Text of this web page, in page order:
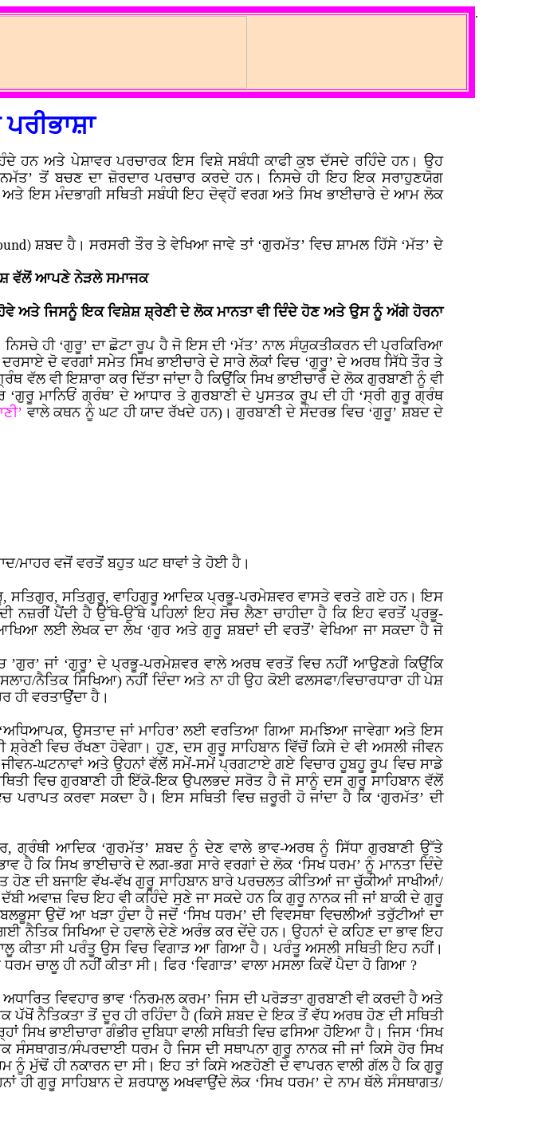
ਹਨ ਅਤੇ ਪੇਸ਼ਾਵਰ ਪਰਚਾਰਕ ਇਸ ਵਿਸ਼ੇ ਸਬੰਧੀ ਕਾਫੀ ਕੁਝ ਦੱਸਦੇ ਰਹਿੰਦੇ ਹਨ। ਉਹ
ਤੋਂ ਬਚਣ ਦਾ ਜ਼ੋਰਦਾਰ ਪਰਚਾਰ ਕਰਦੇ ਹਨ। ਨਿਸਚੇ ਹੀ ਇਹ ਇਕ ਸਰਾਹੁਣਯੋਗ
ਅਤੇ ਇਸ ਮੰਦਭਾਗੀ ਸਥਿਤੀ ਸਬੰਧੀ ਇਹ ਦੋਵ੍ਹੇਂ ਵਰਗ ਅਤੇ ਸਿਖ ਭਾਈਚਾਰੇ ਦੇ ਆਮ ਲੋਕ
ਸ਼ਬਦ ਹੈ। ਸਰਸਰੀ ਤੌਰ ਤੇ ਵੇਖਿਆ ਜਾਵੇ ਤਾਂ ‘ਗੁਰਮੱਤ’ ਵਿਚ ਸ਼ਾਮਲ ਹਿੱਸੇ ‘ਮੱਤ’ ਦੇ
ਵੱਲੋਂ ਆਪਣੇ ਨੇੜਲੇ ਸਮਾਜਕ
ਹੋਵੇ ਅਤੇ ਜਿਸਨੂੰ ਇਕ ਵਿਸ਼ੇਸ਼ ਸ਼੍ਰੇਣੀ ਦੇ ਲੋਕ ਮਾਨਤਾ ਵੀ ਦਿੰਦੇ ਹੋਣ ਅਤੇ ਉਸ ਨੂੰ ਅੱਗੇ ਹੋਰਨਾ
ਹੀ ‘ਗੁਰੂ’ ਦਾ ਛੋਟਾ ਰੂਪ ਹੈ ਜੋ ਇਸ ਦੀ ‘ਮੱਤ’ ਨਾਲ ਸੰਯੁਕਤੀਕਰਨ ਦੀ ਪ੍ਰਕਿਰਿਆ
ਦੋ ਵਰਗਾਂ ਸਮੇਤ ਸਿਖ ਭਾਈਚਾਰੇ ਦੇ ਸਾਰੇ ਲੋਕਾਂ ਵਿਚ ‘ਗੁਰੂ’ ਦੇ ਅਰਥ ਸਿੱਧੇ ਤੌਰ ਤੇ
ਵੱਲ ਵੀ ਇਸ਼ਾਰਾ ਕਰ ਦਿੱਤਾ ਜਾਂਦਾ ਹੈ ਕਿਉਂਕਿ ਸਿਖ ਭਾਈਚਾਰੇ ਦੇ ਲੋਕ ਗੁਰਬਾਣੀ ਨੂੰ ਵੀ
ਮਾਨਿਓਂ ਗ੍ਰੰਥ’ ਦੇ ਆਧਾਰ ਤੇ ਗੁਰਬਾਣੀ ਦੇ ਪੁਸਤਕ ਰੂਪ ਦੀ ਹੀ ‘ਸ੍ਰੀ ਗੁਰੂ ਗ੍ਰੰਥ
ਵਾਲੇ ਕਥਨ ਨੂੰ ਘਟ ਹੀ ਯਾਦ ਰੱਖਦੇ ਹਨ)। ਗੁਰਬਾਣੀ ਦੇ ਸੰਦਰਭ ਵਿਚ ‘ਗੁਰੂ’ ਸ਼ਬਦ ਦੇ
ਮਾਹਰ ਵਜੋਂ ਵਰਤੋਂ ਬਹੁਤ ਘਟ ਥਾਵਾਂ ਤੇ ਹੋਈ ਹੈ।
ਸਤਿਗੁਰ, ਸਤਿਗੁਰੂ, ਵਾਹਿਗੁਰੂ ਆਦਿਕ ਪ੍ਰਭੂ-ਪਰਮੇਸ਼ਵਰ ਵਾਸਤੇ ਵਰਤੇ ਗਏ ਹਨ। ਇਸ
ਨਜ਼ਰੀਂ ਪੈਂਦੀ ਹੈ ਉੱਥੇ-ਉੱਥੇ ਪਹਿਲਾਂ ਇਹ ਸੋਚ ਲੈਣਾ ਚਾਹੀਦਾ ਹੈ ਕਿ ਇਹ ਵਰਤੋਂ ਪ੍ਰਭੂ-
ਲਈ ਲੇਖਕ ਦਾ ਲੇਖ ‘ਗੁਰ ਅਤੇ ਗੁਰੂ ਸ਼ਬਦਾਂ ਦੀ ਵਰਤੋਂ’ ਵੇਖਿਆ ਜਾ ਸਕਦਾ ਹੈ ਜੋ
ਜਾਂ ‘ਗੁਰੂ’ ਦੇ ਪ੍ਰਭੂ-ਪਰਮੇਸ਼ਵਰ ਵਾਲੇ ਅਰਥ ਵਰਤੋਂ ਵਿਚ ਨਹੀਂ ਆਉਣਗੇ ਕਿਉਂਕਿ
ਨੈਤਿਕ ਸਿਖਿਆ) ਨਹੀਂ ਦਿੰਦਾ ਅਤੇ ਨਾ ਹੀ ਉਹ ਕੋਈ ਫਲਸਫਾ/ਵਿਚਾਰਧਾਰਾ ਹੀ ਪੇਸ਼
ਹੀ ਵਰਤਾਉਂਦਾ ਹੈ।
ਉਸਤਾਦ ਜਾਂ ਮਾਹਿਰ’ ਲਈ ਵਰਤਿਆ ਗਿਆ ਸਮਝਿਆ ਜਾਵੇਗਾ ਅਤੇ ਇਸ
ਵਿਚ ਰੱਖਣਾ ਹੋਵੇਗਾ। ਹੁਣ, ਦਸ ਗੁਰੂ ਸਾਹਿਬਾਨ ਵਿੱਚੋਂ ਕਿਸੇ ਦੇ ਵੀ ਅਸਲੀ ਜੀਵਨ
ਘਟਨਾਵਾਂ ਅਤੇ ਉਹਨਾਂ ਵੱਲੋਂ ਸਮੇਂ-ਸਮੇਂ ਪ੍ਰਗਟਾਏ ਗਏ ਵਿਚਾਰ ਹੂਬਹੂ ਰੂਪ ਵਿਚ ਸਾਡੇ
ਵਿਚ ਗੁਰਬਾਣੀ ਹੀ ਇੱਕੋ-ਇਕ ਉਪਲਭਦ ਸਰੋਤ ਹੈ ਜੋ ਸਾਨੂੰ ਦਸ ਗੁਰੂ ਸਾਹਿਬਾਨ ਵੱਲੋਂ
ਪਰਾਪਤ ਕਰਵਾ ਸਕਦਾ ਹੈ। ਇਸ ਸਥਿਤੀ ਵਿਚ ਜ਼ਰੂਰੀ ਹੋ ਜਾਂਦਾ ਹੈ ਕਿ ‘ਗੁਰਮੱਤ’ ਦੀ
ਗ੍ਰੰਥੀ ਆਦਿਕ ‘ਗੁਰਮੱਤ’ ਸ਼ਬਦ ਨੂੰ ਦੇਣ ਵਾਲੇ ਭਾਵ-ਅਰਥ ਨੂੰ ਸਿੱਧਾ ਗੁਰਬਾਣੀ ਉੱਤੇ
ਹੈ ਕਿ ਸਿਖ ਭਾਈਚਾਰੇ ਦੇ ਲਗ-ਭਗ ਸਾਰੇ ਵਰਗਾਂ ਦੇ ਲੋਕ ‘ਸਿਖ ਧਰਮ’ ਨੂੰ ਮਾਨਤਾ ਦਿੰਦੇ
ਦੀ ਬਜਾਇ ਵੱਖ-ਵੱਖ ਗੁਰੂ ਸਾਹਿਬਾਨ ਬਾਰੇ ਪਰਚਲਤ ਕੀਤਿਆਂ ਜਾ ਚੁੱਕੀਆਂ ਸਾਖੀਆਂ/
ਅਵਾਜ਼ ਵਿਚ ਇਹ ਵੀ ਕਹਿੰਦੇ ਸੁਣੇ ਜਾ ਸਕਦੇ ਹਨ ਕਿ ਗੁਰੂ ਨਾਨਕ ਜੀ ਜਾਂ ਬਾਕੀ ਦੇ ਗੁਰੂ
ਉਦੋਂ ਆ ਖੜਾ ਹੁੰਦਾ ਹੈ ਜਦੋਂ ‘ਸਿਖ ਧਰਮ’ ਦੀ ਵਿਵਸਥਾ ਵਿਚਲੀਆਂ ਤਰੁੱਟੀਆਂ ਦਾ
ਗਈ ਨੈਤਿਕ ਸਿਖਿਆ ਦੇ ਹਵਾਲੇ ਦੇਣੇ ਅਰੰਭ ਕਰ ਦੇਂਦੇ ਹਨ। ਉਹਨਾਂ ਦੇ ਕਹਿਣ ਦਾ ਭਾਵ ਇਹ
ਕੀਤਾ ਸੀ ਪਰੰਤੂ ਉਸ ਵਿਚ ਵਿਗਾੜ ਆ ਗਿਆ ਹੈ। ਪਰੰਤੂ ਅਸਲੀ ਸਥਿਤੀ ਇਹ ਨਹੀਂ।
ਚਾਲੂ ਹੀ ਨਹੀਂ ਕੀਤਾ ਸੀ। ਫਿਰ ‘ਵਿਗਾੜ’ ਵਾਲਾ ਮਸਲਾ ਕਿਵੇਂ ਪੈਦਾ ਹੋ ਗਿਆ ?
ਵਿਵਹਾਰ ਭਾਵ ‘ਨਿਰਮਲ ਕਰਮ’ ਜਿਸ ਦੀ ਪਰੋੜਤਾ ਗੁਰਬਾਣੀ ਵੀ ਕਰਦੀ ਹੈ ਅਤੇ
ਪੱਖੋਂ ਨੈਤਿਕਤਾ ਤੋਂ ਦੂਰ ਹੀ ਰਹਿੰਦਾ ਹੈ (ਕਿਸੇ ਸ਼ਬਦ ਦੇ ਇਕ ਤੋਂ ਵੱਧ ਅਰਥ ਹੋਣ ਦੀ ਸਥਿਤੀ
ਸਿਖ ਭਾਈਚਾਰਾ ਗੰਭੀਰ ਦੁਬਿਧਾ ਵਾਲੀ ਸਥਿਤੀ ਵਿਚ ਫਸਿਆ ਹੋਇਆ ਹੈ। ਜਿਸ ‘ਸਿਖ
ਸੰਪਰਦਾਈ ਧਰਮ ਹੈ ਜਿਸ ਦੀ ਸਥਾਪਨਾ ਗੁਰੂ ਨਾਨਕ ਜੀ ਜਾਂ ਕਿਸੇ ਹੋਰ ਸਿਖ
ਨੂੰ ਮੁੱਢੋਂ ਹੀ ਨਕਾਰਨ ਦਾ ਸੀ। ਇਹ ਤਾਂ ਕਿਸੇ ਅਣਹੋਣੀ ਦੇ ਵਾਪਰਨ ਵਾਲੀ ਗੱਲ ਹੈ ਕਿ ਗੁਰੂ
ਗੁਰੂ ਸਾਹਿਬਾਨ ਦੇ ਸ਼ਰਧਾਲੂ ਅਖਵਾਉਂਦੇ ਲੋਕ ‘ਸਿਖ ਧਰਮ’ ਦੇ ਨਾਮ ਥੱਲੇ ਸੰਸਥਾਗਤ/
.